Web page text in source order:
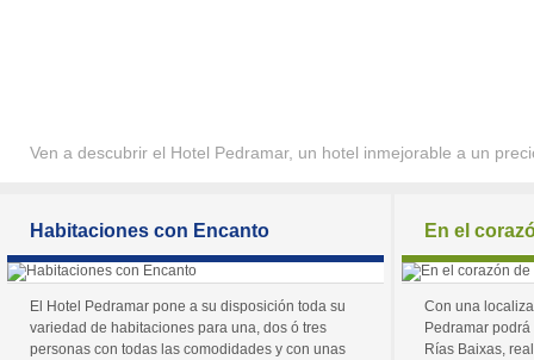
Ven a descubrir el Hotel Pedramar, un hotel inmejorable a un
Habitaciones con Encanto
El Hotel Pedramar pone a su disposición toda su
variedad de habitaciones para una, dos ó tres
personas con todas las comodidades y con unas
En el
Con una
Pedramar
Rías Baixas,